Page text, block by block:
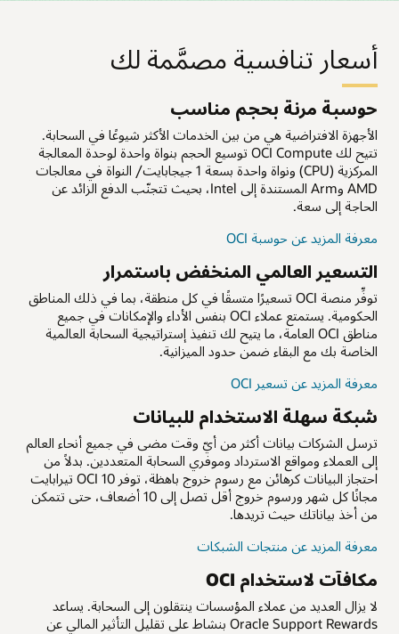
أسعار تنافسية مصمَّمة لك
حوسبة مرنة بحجم مناسب
الأجهزة الافتراضية هي من بين الخدمات الأكثر شيوعًا في السحابة.
تتيح لك OCI Compute توسيع الحجم بنواة واحدة لوحدة المعالجة
المركزية (CPU) ونواة واحدة بسعة 1 جيجابايت/ النواة في معالجات
AMD وArm المستندة إلى Intel، بحيث تتجنّب الدفع الزائد عن
الحاجة إلى سعة.
معرفة المزيد عن حوسبة OCI‏
التسعير العالمي المنخفض باستمرار
توفِّر منصة OCI تسعيرًا متسقًا في كل منطقة، بما في ذلك المناطق
الحكومية. يستمتع عملاء OCI بنفس الأداء والإمكانات في جميع
مناطق OCI العامة، ما يتيح لك تنفيذ إستراتيجية السحابة العالمية
الخاصة بك مع البقاء ضمن حدود الميزانية.
معرفة المزيد عن تسعير OCI‏
شبكة سهلة الاستخدام للبيانات
ترسل الشركات بيانات أكثر من أيّ وقت مضى في جميع أنحاء العالم
إلى العملاء ومواقع الاسترداد وموفري السحابة المتعددين. بدلاً من
احتجاز البيانات كرهائن مع رسوم خروج باهظة، توفر OCI 10 تيرابايت
مجانًا كل شهر ورسوم خروج أقل تصل إلى 10 أضعاف، حتى تتمكن
من أخذ بياناتك حيث تريدها.
معرفة المزيد عن منتجات الشبكات
مكافآت لاستخدام OCI
لا يزال العديد من عملاء المؤسسات ينتقلون إلى السحابة. يساعد
Oracle Support Rewards بنشاط على تقليل التأثير المالي عن